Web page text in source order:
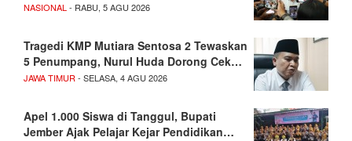
NASIONAL - RABU, 5 AGU 2026
Tragedi KMP Mutiara Sentosa 2 Tewaskan
5 Penumpang, Nurul Huda Dorong Cek…
JAWA TIMUR - SELASA, 4 AGU 2026
Apel 1.000 Siswa di Tanggul, Bupati
Jember Ajak Pelajar Kejar Pendidikan…